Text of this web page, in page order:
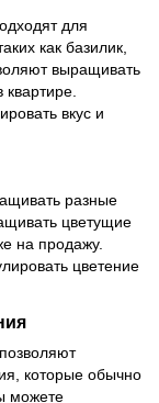
для
как базилик,
выращивать
вкус и
разные
цветущие
на продажу.
цветение
которые обычно
можете